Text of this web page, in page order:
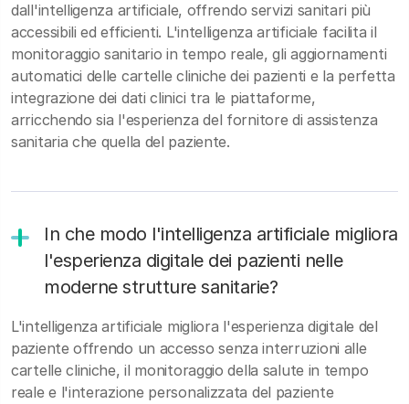
dall'intelligenza artificiale, offrendo servizi sanitari più
accessibili ed efficienti. L'intelligenza artificiale facilita il
monitoraggio sanitario in tempo reale, gli aggiornamenti
automatici delle cartelle cliniche dei pazienti e la perfetta
integrazione dei dati clinici tra le piattaforme,
arricchendo sia l'esperienza del fornitore di assistenza
sanitaria che quella del paziente.
In che modo l'intelligenza artificiale migliora
l'esperienza digitale dei pazienti nelle
moderne strutture sanitarie?
L'intelligenza artificiale migliora l'esperienza digitale del
paziente offrendo un accesso senza interruzioni alle
cartelle cliniche, il monitoraggio della salute in tempo
reale e l'interazione personalizzata del paziente